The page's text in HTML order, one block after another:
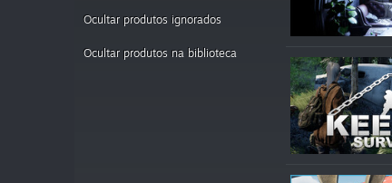
Ocultar produtos ignorados
Ocultar produtos na biblioteca